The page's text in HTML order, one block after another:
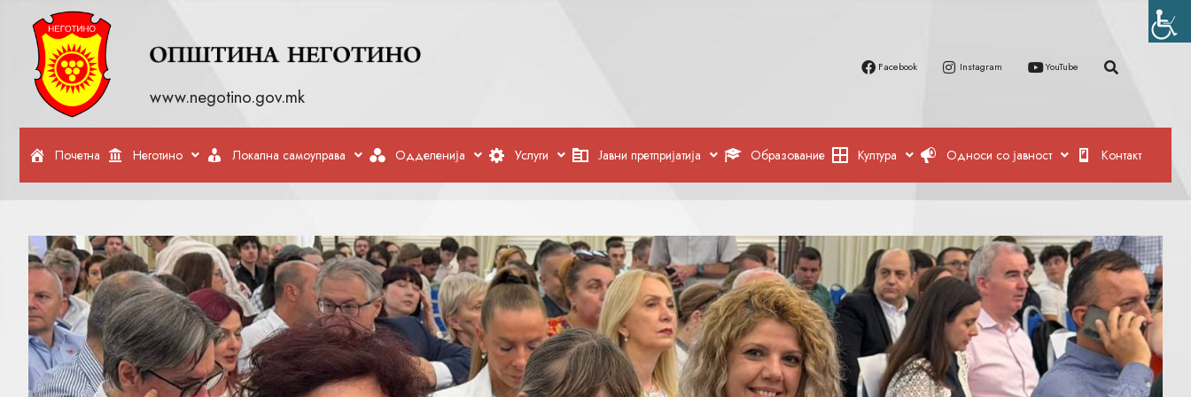
www.negotino.gov.mk
Facebook Instagram YouTube
Почетна Неготино Локална самоуправа Одделенија Услуги Јавни претпријатија Образование Култура Односи со јавност Контакт